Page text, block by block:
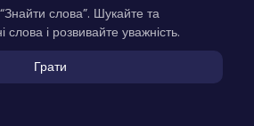
слова”. Шукайте та
слова і розвивайте уважність.
Грати